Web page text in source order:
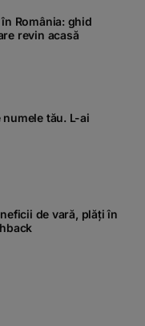
România: ghid
revin acasă
tău. L-ai
de vară, plăți în